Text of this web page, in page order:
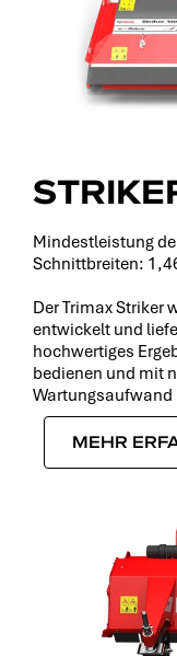
Mindestleistung
Schnittbreiten:
Der Trimax Striker
entwickelt und
hochwertiges
bedienen und mit
MEHR